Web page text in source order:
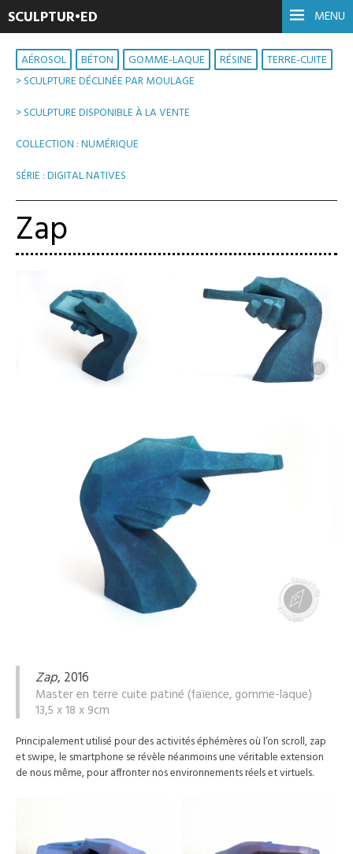
MENU
SCULPTUR•ED
AÉROSOL BÉTON GOMME-LAQUE RÉSINE TERRE-CUITE
> SCULPTURE DÉCLINÉE PAR MOULAGE
> SCULPTURE DISPONIBLE À LA VENTE
COLLECTION : NUMÉRIQUE
SÉRIE : DIGITAL NATIVES
Zap
Zap, 2016
Master en terre cuite patiné (faïence, gomme-laque)
13,5 x 18 x 9cm
Principalement utilisé pour des activités éphémères où l’on scroll, zap
et swipe, le smartphone se révèle néanmoins une véritable extension
de nous même, pour affronter nos environnements réels et virtuels.